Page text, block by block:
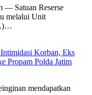
Satuan Reserse
melalui Unit
Korban, Eks
Propam Polda Jatim
mendapatkan